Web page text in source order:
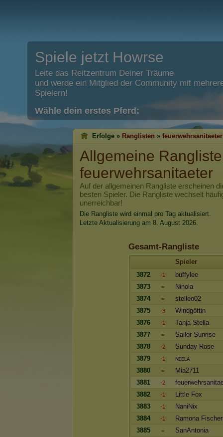
Spiele jetzt Howrse
Leite das Reitzentrum Deiner Träume
und werde ein Mitglied der Community mit
Spielern!
Wähle dein erstes Pferd:
Erfolge » Ranglisten » feuerwehrsanitaeter
Allgemeine
feuerwehrsanitaeter
Auf der allgemeinen Rangliste erscheinen
besten Spieler. Die Rangliste wechselt
unerreichbar!
Die Rangliste wird einmal pro Tag aktualisiert.
Letzte Aktualisierung am 8. August 2026.
Gesamt-Rangliste
Spieler
3872
-1
buffylee
3873
=
Ninola
3874
=
stelleo02
3875
-3
Windgöttin
3876
-1
Tanja-Stella
3877
=
Sailor Sunrise
3878
-2
Sunday Rose
3879
-1
ɴɪᴇʟᴀ
3880
=
Mia2711
3881
-2
3882
-1
Little Fox
3883
-1
NaniNix
3884
-1
Ramona Fischer
3885
=
SanAntonia